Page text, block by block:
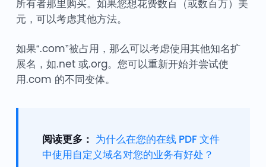
所有者那里购买。如果您想花费数百（或数百万）美
元，可以考虑其他方法。
如果“.com”被占用，那么可以考虑使用其他知名扩
展名，如.net 或.org。您可以重新开始并尝试使
用.com 的不同变体。
阅读更多： 为什么在您的在线 PDF 文件
中使用自定义域名对您的业务有好处？